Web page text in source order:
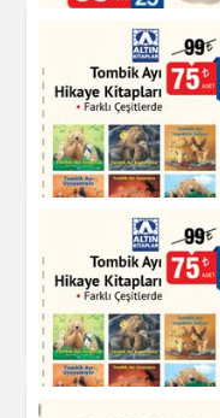
NaturaLove Göğüs
Dikleştirici/Gizleyici
Bant
Kişisel Bakım
Tombik Ayı Hikaye
Kitapları
Kitap & Dergi